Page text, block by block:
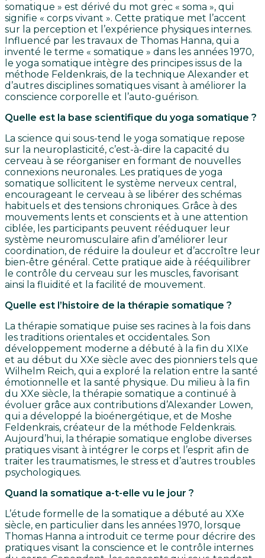
somatique » est dérivé du mot grec « soma », qui
signifie « corps vivant ». Cette pratique met l’accent
sur la perception et l’expérience physiques internes.
Influencé par les travaux de Thomas Hanna, qui a
inventé le terme « somatique » dans les années 1970,
le yoga somatique intègre des principes issus de la
méthode Feldenkrais, de la technique Alexander et
d’autres disciplines somatiques visant à améliorer la
conscience corporelle et l’auto-guérison.
Quelle est la base scientifique du yoga somatique ?
La science qui sous-tend le yoga somatique repose
sur la neuroplasticité, c’est-à-dire la capacité du
cerveau à se réorganiser en formant de nouvelles
connexions neuronales. Les pratiques de yoga
somatique sollicitent le système nerveux central,
encourageant le cerveau à se libérer des schémas
habituels et des tensions chroniques. Grâce à des
mouvements lents et conscients et à une attention
ciblée, les participants peuvent rééduquer leur
système neuromusculaire afin d’améliorer leur
coordination, de réduire la douleur et d’accroître leur
bien-être général. Cette pratique aide à rééquilibrer
le contrôle du cerveau sur les muscles, favorisant
ainsi la fluidité et la facilité de mouvement.
Quelle est l’histoire de la thérapie somatique ?
La thérapie somatique puise ses racines à la fois dans
les traditions orientales et occidentales. Son
développement moderne a débuté à la fin du XIXe
et au début du XXe siècle avec des pionniers tels que
Wilhelm Reich, qui a exploré la relation entre la santé
émotionnelle et la santé physique. Du milieu à la fin
du XXe siècle, la thérapie somatique a continué à
évoluer grâce aux contributions d’Alexander Lowen,
qui a développé la bioénergétique, et de Moshe
Feldenkrais, créateur de la méthode Feldenkrais.
Aujourd’hui, la thérapie somatique englobe diverses
pratiques visant à intégrer le corps et l’esprit afin de
traiter les traumatismes, le stress et d’autres troubles
psychologiques.
Quand la somatique a-t-elle vu le jour ?
L’étude formelle de la somatique a débuté au XXe
siècle, en particulier dans les années 1970, lorsque
Thomas Hanna a introduit ce terme pour décrire des
pratiques visant la conscience et le contrôle internes